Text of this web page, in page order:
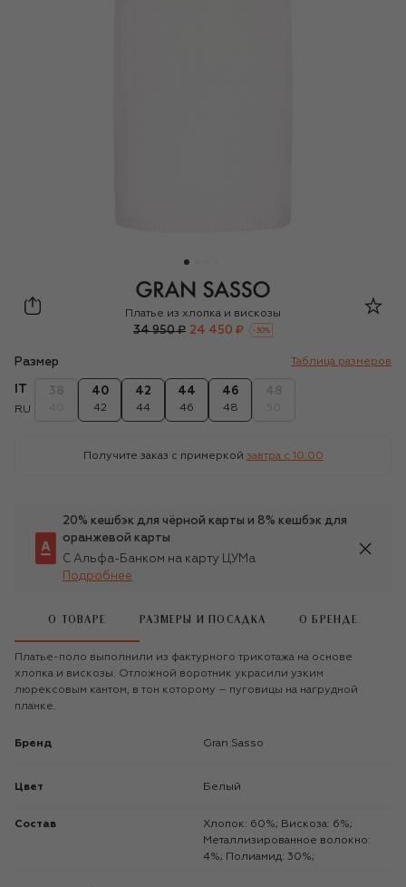
Gran Sasso
Платье из хлопка и вискозы
34 950 ₽ 24 450 ₽ -30%
Размер Таблица размеров
RU
40
42
42
44
44
46
46
48
Получите заказ с примеркой завтра c 10:00
20% кешбэк для чёрной карты и 8% кешбэк для
оранжевой карты
С Альфа-Банком на карту ЦУМа
Подробнее
О ТОВАРЕ РАЗМЕРЫ И ПОСАДКА О БРЕНДЕ
Платье-поло выполнили из фактурного трикотажа на основе
хлопка и вискозы. Отложной воротник украсили узким
люрексовым кантом, в тон которому – пуговицы на нагрудной
планке.
Бренд Gran Sasso
Цвет Белый
Состав
Хлопок: 60%; Вискоза: 6%;
Металлизированное волокно:
4%; Полиамид: 30%;